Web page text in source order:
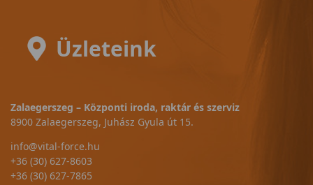
Üzleteink
Zalaegerszeg – Központi iroda, raktár és szerviz
8900 Zalaegerszeg, Juhász Gyula út 15.
info@vital-force.hu
+36 (30) 627-8603
+36 (30) 627-7865